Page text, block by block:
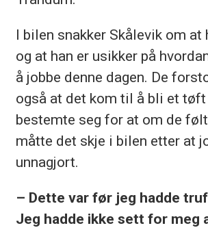
I bilen snakker Skålevik om at
og at han er usikker på
å jobbe denne dagen. De
også at det kom til å bli et tøft
bestemte seg for at om de
måtte det skje i bilen etter at
unnagjort.
– Dette var før jeg hadde
Jeg hadde ikke sett for meg